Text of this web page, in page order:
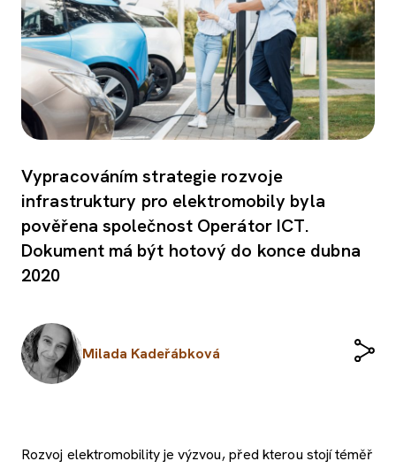
PORADNA
Vypracováním strategie rozvoje
infrastruktury pro elektromobily byla
pověřena společnost Operátor ICT.
Dokument má být hotový do konce dubna
2020
Milada Kadeřábková
Rozvoj elektromobility je výzvou, před kterou stojí téměř